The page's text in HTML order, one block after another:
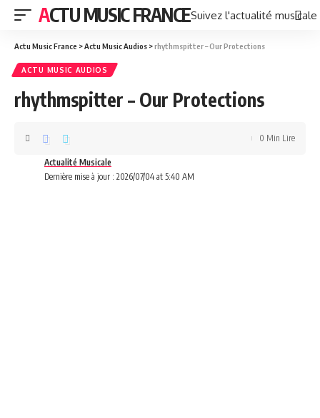
ACTU MUSIC FRANCESuivez l'actualité
Actu Music France >Actu Music Audios >rhythmspitter – Our Protections
ACTU MUSIC AUDIOS
rhythmspitter – Our Protections
Dernière mise à jour : 2026/07/04 at 5:40 AM
Actualité Musicale
0 Min Lire